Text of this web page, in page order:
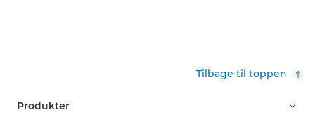
Tilbage til toppen
Produkter